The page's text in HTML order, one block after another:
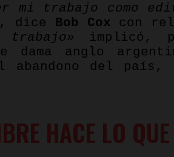
mi trabajo como
, dice Bob Cox con
trabajo» implicó,
dama anglo
abandono del país,
HACE LO